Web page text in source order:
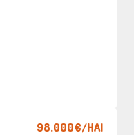
98.000€/HAI